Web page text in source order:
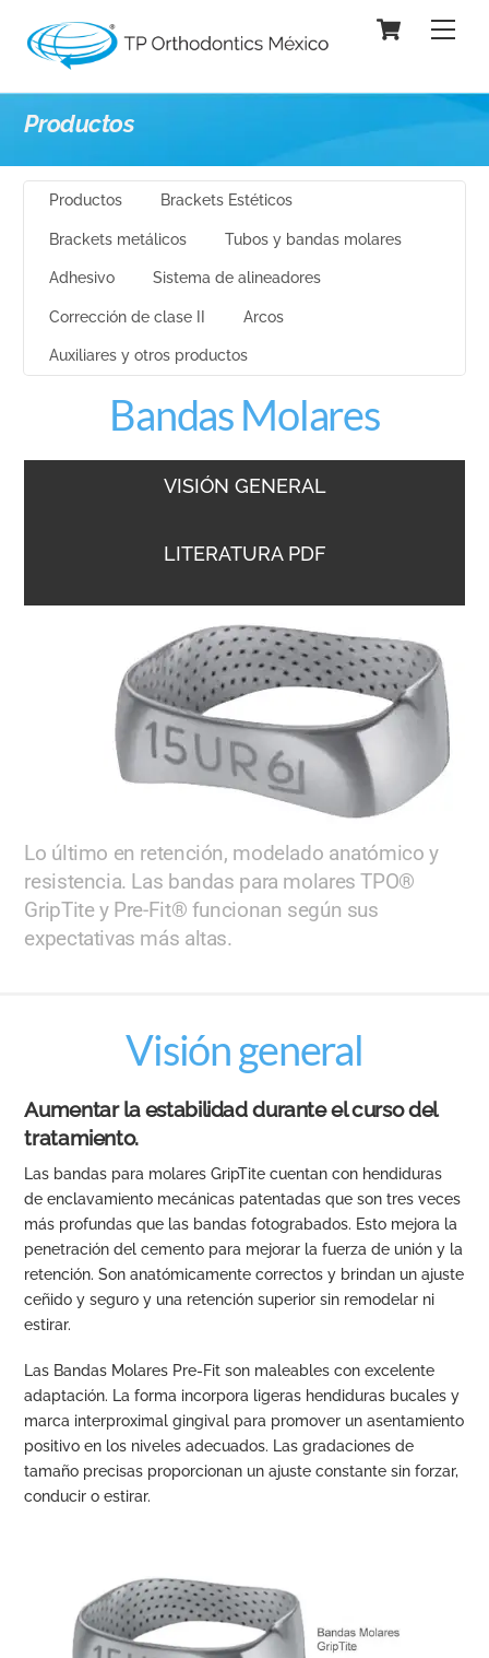
content
Cart
Productos
Productos Brackets Estéticos
Brackets metálicos Tubos y bandas molares
Adhesivo Sistema de alineadores
Corrección de clase II Arcos
Auxiliares y otros productos
Bandas Molares
VISIÓN GENERAL
LITERATURA PDF
Lo último en retención, modelado anatómico y
resistencia. Las bandas para molares TPO®
GripTite y Pre-Fit® funcionan según sus
expectativas más altas.
Visión general
Aumentar la estabilidad durante el curso del
tratamiento.
Las bandas para molares GripTite cuentan con hendiduras
de enclavamiento mecánicas patentadas que son tres veces
más profundas que las bandas fotograbados. Esto mejora la
penetración del cemento para mejorar la fuerza de unión y la
retención. Son anatómicamente correctos y brindan un ajuste
ceñido y seguro y una retención superior sin remodelar ni
estirar.
Las Bandas Molares Pre-Fit son maleables con excelente
adaptación. La forma incorpora ligeras hendiduras bucales y
marca interproximal gingival para promover un asentamiento
positivo en los niveles adecuados. Las gradaciones de
tamaño precisas proporcionan un ajuste constante sin forzar,
conducir o estirar.